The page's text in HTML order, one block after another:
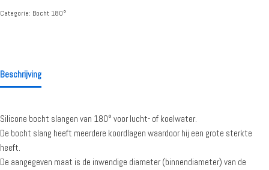
Categorie: Bocht 180°
Beschrijving
Silicone bocht slangen van 180° voor lucht- of koelwater.
De bocht slang heeft meerdere koordlagen waardoor hij een grote sterkte
heeft.
De aangegeven maat is de inwendige diameter (binnendiameter) van de